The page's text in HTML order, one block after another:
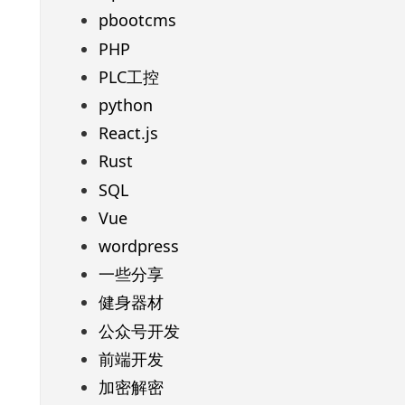
pbootcms
PHP
PLC工控
python
React.js
Rust
SQL
Vue
wordpress
一些分享
健身器材
公众号开发
前端开发
加密解密